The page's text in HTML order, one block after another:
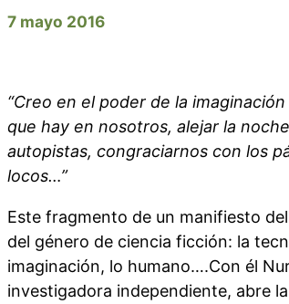
7 mayo 2016
“Creo en el poder de la
que hay en nosotros, alejar la
autopistas, congraciarnos con los
locos…”
Este fragmento de un manifiesto
del género de ciencia ficción: la
imaginación, lo humano….Con él
investigadora independiente, abre